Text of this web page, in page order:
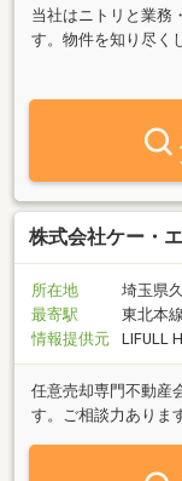
当社はニトリと業務
す。物件を知り尽く
ックし、自社規格に
株式会社ケー・
所在地
埼玉県
最寄駅
東北本
情報提供元
LIFULL
任意売却専門不動産
す。ご相談力ありま